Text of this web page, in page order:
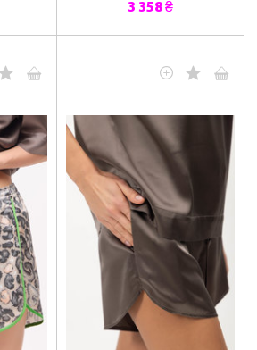
3 358 ₴